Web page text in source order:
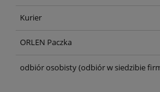
Kurier
ORLEN Paczka
odbiór osobisty(odbiór w siedzibie